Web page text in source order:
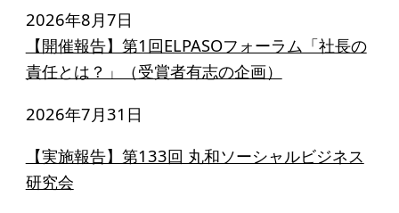
2026年8月7日
【開催報告】第1回ELPASOフォーラム「社長の
責任とは？」（受賞者有志の企画）
2026年7月31日
【実施報告】第133回 丸和ソーシャルビジネス
研究会